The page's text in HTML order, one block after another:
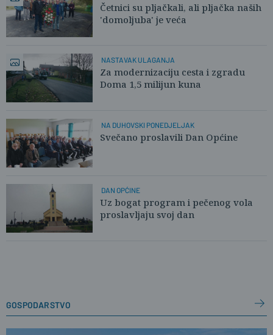
Četnici su pljačkali, ali pljačka naših
'domoljuba' je veća
NASTAVAK ULAGANJA
Za modernizaciju cesta i zgradu
Doma 1,5 milijun kuna
NA DUHOVSKI PONEDJELJAK
Svečano proslavili Dan Općine
DAN OPĆINE
Uz bogat program i pečenog vola
proslavljaju svoj dan
gospodarstvo